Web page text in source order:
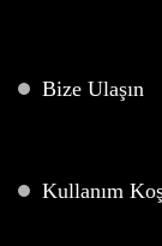
Bize Ulaşın
Kullanım